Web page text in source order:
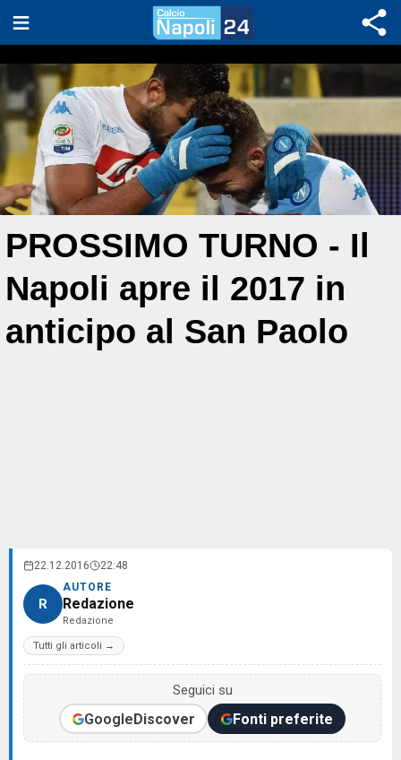
PROSSIMO TURNO - Il
Napoli apre il 2017 in
anticipo al San Paolo
22.12.2016 22:48
R
AUTORE
Redazione
Redazione
Tutti gli articoli →
Seguici su
GoogleDiscover Fonti preferite